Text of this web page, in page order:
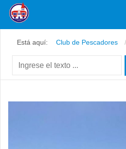
Youtube
Está aquí: Club de Pescadores